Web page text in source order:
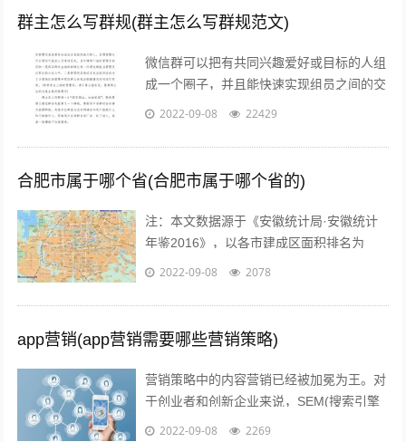
群主怎么写群规(群主怎么写群规范文)
微信群可以把有共同兴趣爱好或目标的人组
成一个圈子，并且能快速实现组员之间的交
流、互动，在共同分享的前提下很容易形成
2022-09-08 22429
合肥市属于哪个省(合肥市属于哪个省的)
注：本文数据源于《安徽统计局·安徽统计
年鉴2016》，以各市建成区面积排名为
准。图片源于视觉中国、zol，感谢视觉中
2022-09-08 2078
app营销(app营销需要哪些营销策略)
营销策略中的内容营销已经被加冕为王。对
于创业者和创新企业来说，SEM(搜索引擎
营销)、粉丝经济、公关等等手段尚不可形
2022-09-08 2269